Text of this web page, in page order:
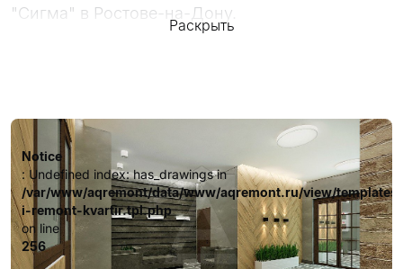
"Сигма" в Ростове-на-Дону.
довольных клиентов.
Раскрыть
Notice
: Undefined index: has_drawings in
/var/www/aqremont/data/www/aqremont.ru/view/
i-remont-kvartir.tpl.php
on line
256